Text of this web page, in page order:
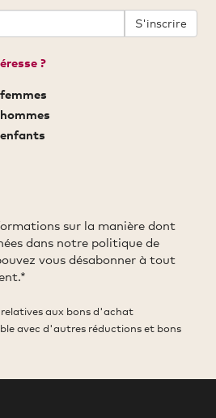
S'inscrire
?
sur la manière dont
dans notre politique de
vous désabonner à tout
aux bons d'achat
avec d'autres réductions et bons